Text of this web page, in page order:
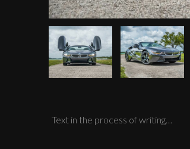
Text in the process of writing…